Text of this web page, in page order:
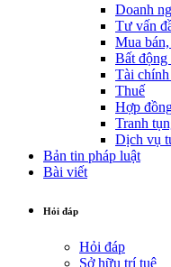
Doanh
Tư vấn
Mua
Bất động
Tài
Thuế
Hợp
Tranh
Dịch vụ
Bản tin pháp luật
Bài viết
Hỏi đáp
Hỏi đáp
Sở hữu trí tuệ